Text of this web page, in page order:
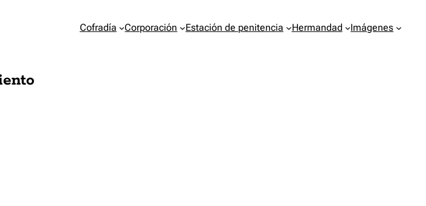
Cofradía Corporación Estación de penitencia Hermandad Imágenes